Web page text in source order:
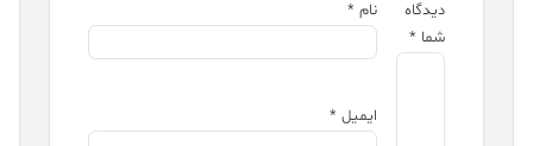
دیدگاه
شما *
نام *
ایمیل *